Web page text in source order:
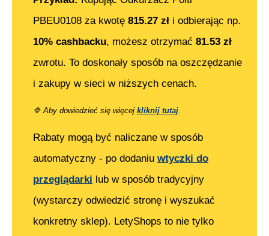
PBEU0108 za kwotę 815.27 zł i odbierając np.
10% cashbacku, możesz otrzymać 81.53 zł
zwrotu. To doskonały sposób na oszczędzanie
i zakupy w sieci w niższych cenach.
🔷 Aby dowiedzieć się więcej kliknij tutaj.
Rabaty mogą być naliczane w sposób
automatyczny - po dodaniu wtyczki do
przeglądarki lub w sposób tradycyjny
(wystarczy odwiedzić stronę i wyszukać
konkretny sklep). LetyShops to nie tylko